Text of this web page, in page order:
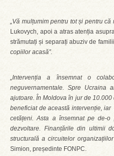
„Vă mulțumim pentru tot și pentru că
Lukovych, apoi a atras atenția
strămutați și separați abuziv de
copiilor acasă”.
„Intervenția a însemnat o
neguvernamentale. Spre
ajutoare. În Moldova în jur de
beneficiat de această intervenție,
cetățeni. Asta a însemnat pe de-
dezvoltare. Finanțările din ultimii
structurală a circuitelor organizațiilor
Simion, președinte FONPC.